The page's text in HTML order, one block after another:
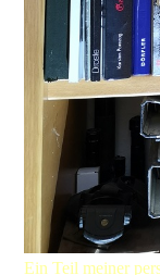
Ein Teil meiner